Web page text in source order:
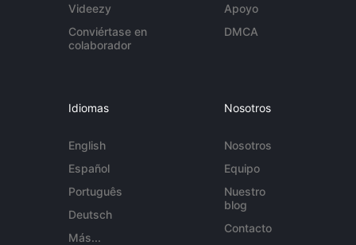
Videezy
Conviértase en
colaborador
Apoyo
DMCA
Idiomas
English
Español
Português
Deutsch
Más...
Nosotros
Nosotros
Equipo
Nuestro
blog
Contacto